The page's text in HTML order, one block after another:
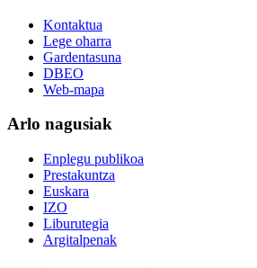
Kontaktua
Lege oharra
Gardentasuna
DBEO
Web-mapa
Arlo nagusiak
Enplegu publikoa
Prestakuntza
Euskara
IZO
Liburutegia
Argitalpenak